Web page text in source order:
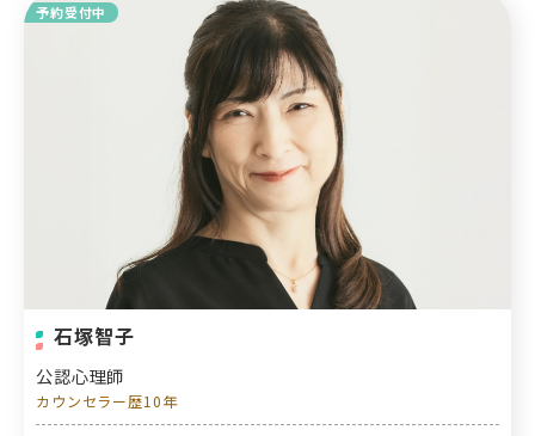
予約受付中
石塚智子
公認心理師
カウンセラー歴10年